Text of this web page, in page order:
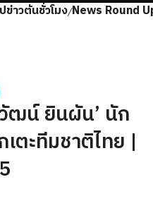
าวต้นชั่วโมง/News Round
ฒน์ ยินผัน’ นัก
ตะทีมชาติไทย |